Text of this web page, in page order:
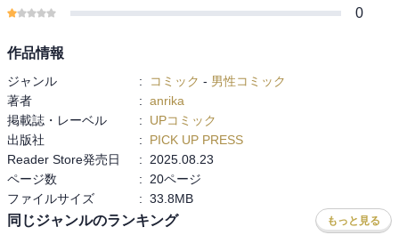
0
作品情報
ジャンル : コミック - 男性コミック
著者
: anrika
掲載誌・レーベル
:
UPコミック
出版社
:
PICK UP PRESS
Reader Store発売日
:
2025.08.23
ページ数
:
20ページ
ファイルサイズ
: 33.8MB
同じジャンルのランキング もっと見る